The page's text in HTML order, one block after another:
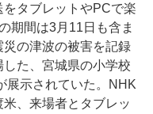
タブレットやPCで楽
期間は3月11日も含ま
の津波の被害を記録
た、宮城県の小学校
展示されていた。NHK
、来場者とタブレッ